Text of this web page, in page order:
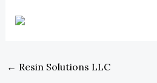
← Resin Solutions LLC